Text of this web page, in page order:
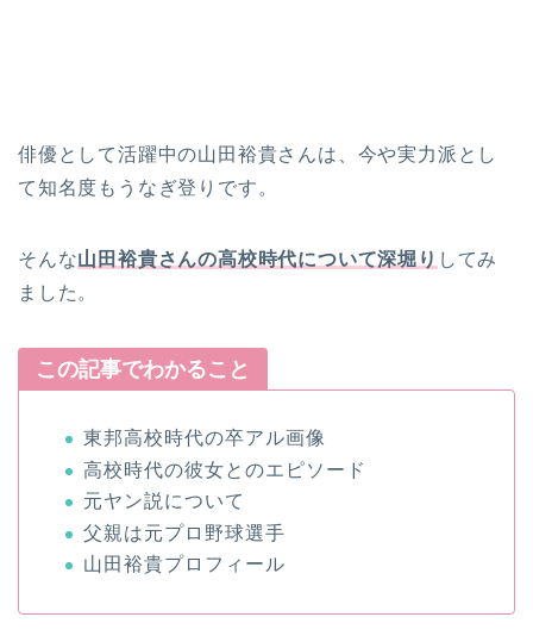
俳優として活躍中の山田裕貴さんは、今や実力派とし
て知名度もうなぎ登りです。
そんな山田裕貴さんの高校時代について深堀り してみ
ました。
この記事でわかること
東邦高校時代の卒アル画像
高校時代の彼女とのエピソード
元ヤン説について
父親は元プロ野球選手
山田裕貴プロフィール